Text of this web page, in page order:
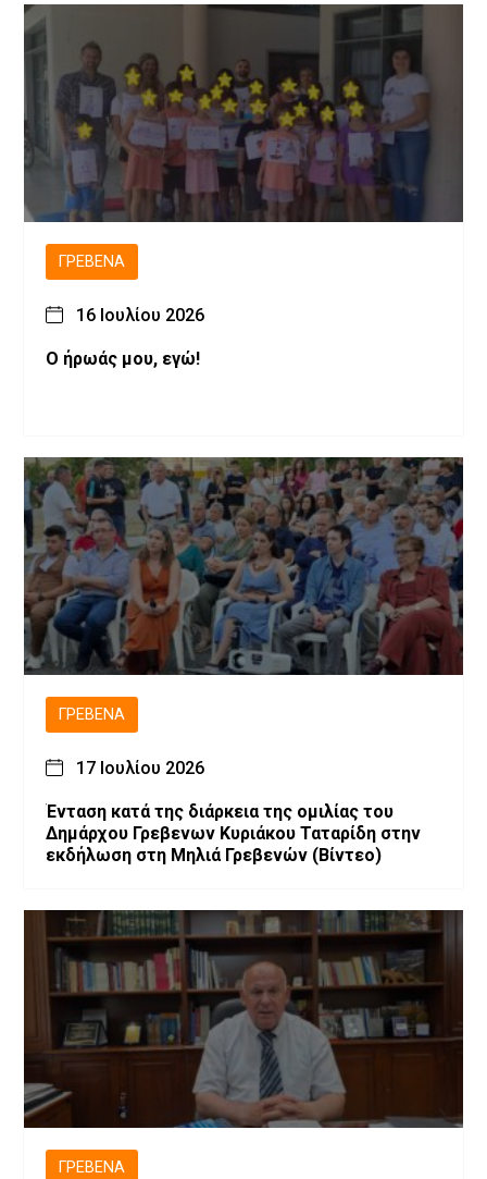
ΓΡΕΒΕΝΆ
16 Ιουλίου 2026
Ο ήρωάς μου, εγώ!
ΓΡΕΒΕΝΆ
17 Ιουλίου 2026
Ένταση κατά της διάρκεια της ομιλίας του
Δημάρχου Γρεβενων Κυριάκου Ταταρίδη στην
εκδήλωση στη Μηλιά Γρεβενών (Βίντεο)
ΓΡΕΒΕΝΆ